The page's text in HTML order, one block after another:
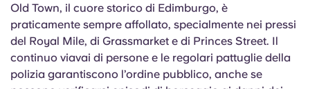
Old Town, il cuore storico di Edimburgo, è
praticamente sempre affollato, specialmente nei pressi
del Royal Mile, di Grassmarket e di Princes Street. Il
continuo viavai di persone e le regolari pattuglie della
polizia garantiscono l’ordine pubblico, anche se